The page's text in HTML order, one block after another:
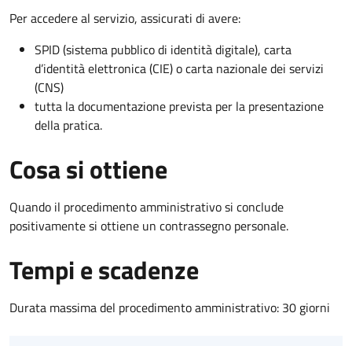
Per accedere al servizio, assicurati di avere:
SPID (sistema pubblico di identità digitale), carta
d’identità elettronica (CIE) o carta nazionale dei servizi
(CNS)
tutta la documentazione prevista per la presentazione
della pratica.
Cosa si ottiene
Quando il procedimento amministrativo si conclude
positivamente si ottiene un contrassegno personale.
Tempi e scadenze
Durata massima del procedimento amministrativo: 30 giorni